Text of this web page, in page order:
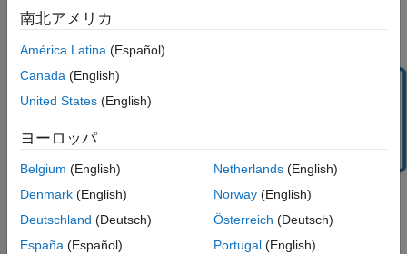
テスト フレームワーク
ビルドの自動化
継続的インテグレーション (CI)
ームと共有できます。詳細については、
ンを使用したソフトウェアの開発と統合を参照してください。
南北アメリカ
América Latina (Español)
Canada (English)
United States (English)
ヨーロッパ
Belgium (English)
Denmark (English)
Deutschland (Deutsch)
España (Español)
Netherlands(English)
Norway(English)
Österreich (Deutsch)
Portugal(English)